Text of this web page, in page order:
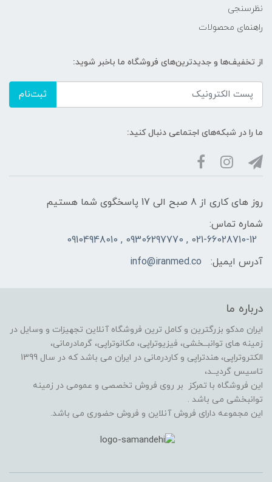
نظرسنجی
راهنمای محصولات
از تخفیف‌ها و جدیدترین‌های فروشگاه ما باخبر شوید:
ثبت‌نام
ما را در شبکه‌های اجتماعی دنبال کنید:
روز های کاری از 8 صبح الی 17 پاسخگوی شما هستیم
شماره تماس:
021-66028710-12 , 09306297770 , 09104948010
آدرس ایمیل:
info@iranmed.co
درباره ما
ایران مدکو بزرگترین و کامل ترین فروشگاه آنلاین تجهیزات و وسایل در
زمینه های توانبــخشی، فیزیوتراپی، مکانوتراپی، گرمادرمانی،
الکتروتراپی، هندتراپی و کاردرمانی در ایران می باشد که در سال 1399
تاسیس گردیــد،
این فروشگاه با تمرکز بر روی فروش تخصصی و عمومی در زمینه
توانبخشی می باشد .
این مجموعه دارای فروش آنلاین و فروش حضوری می باشد.